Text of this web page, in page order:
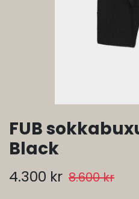
FUB
Black
4.300 kr 8.600kr